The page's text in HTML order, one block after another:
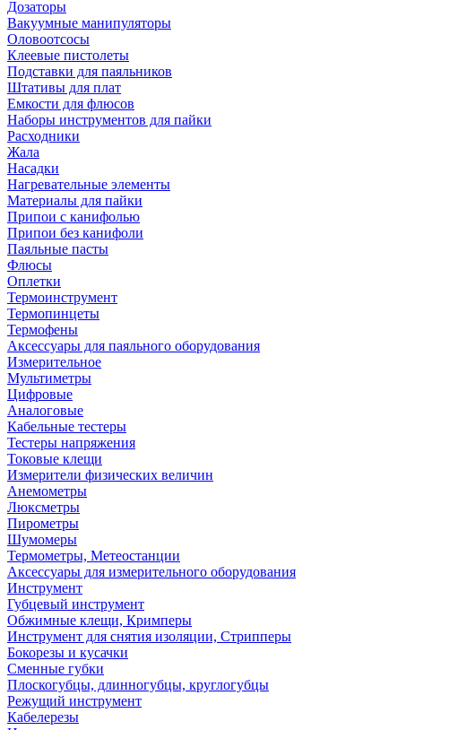
Дозаторы
Вакуумные манипуляторы
Оловоотсосы
Клеевые пистолеты
Подставки для паяльников
Штативы для плат
Емкости для флюсов
Наборы инструментов для пайки
Расходники
Жала
Насадки
Нагревательные элементы
Материалы для пайки
Припои с канифолью
Припои без канифоли
Паяльные пасты
Флюсы
Оплетки
Термоинструмент
Термопинцеты
Термофены
Аксессуары для паяльного оборудования
Измерительное
Мультиметры
Цифровые
Аналоговые
Кабельные тестеры
Тестеры напряжения
Токовые клещи
Измерители физических величин
Анемометры
Люксметры
Пирометры
Шумомеры
Термометры, Метеостанции
Аксессуары для измерительного оборудования
Инструмент
Губцевый инструмент
Обжимные клещи, Кримперы
Инструмент для снятия изоляции, Стрипперы
Бокорезы и кусачки
Сменные губки
Плоскогубцы, длинногубцы, круглогубцы
Режущий инструмент
Кабелерезы